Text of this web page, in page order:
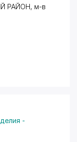
РАЙОН, м-в
-